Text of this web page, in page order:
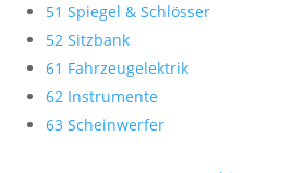
51 Spiegel & Schlösser
52 Sitzbank
61 Fahrzeugelektrik
62 Instrumente
63 Scheinwerfer